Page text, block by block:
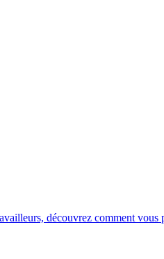
découvrez comment